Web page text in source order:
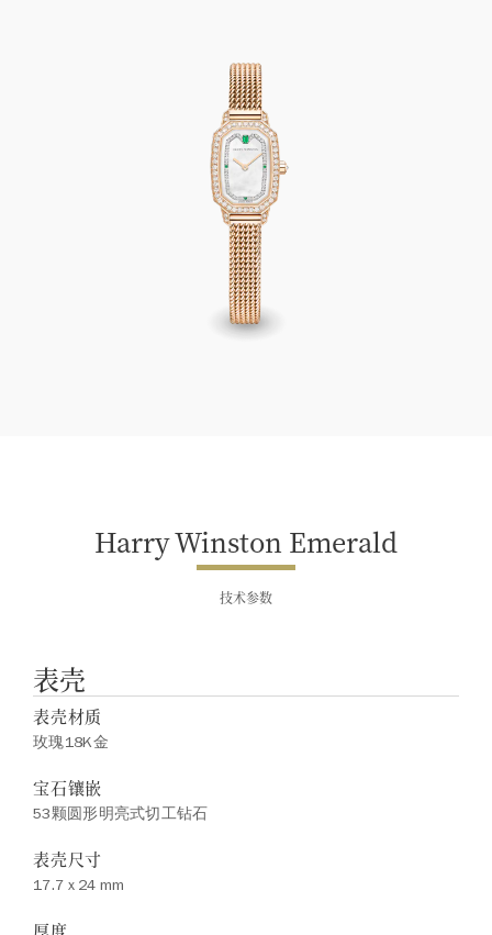
Harry Winston Emerald
技术参数
表壳
表壳材质
玫瑰18K金
宝石镶嵌
53颗圆形明亮式切工钻石
表壳尺寸
17.7 x 24 mm
厚度